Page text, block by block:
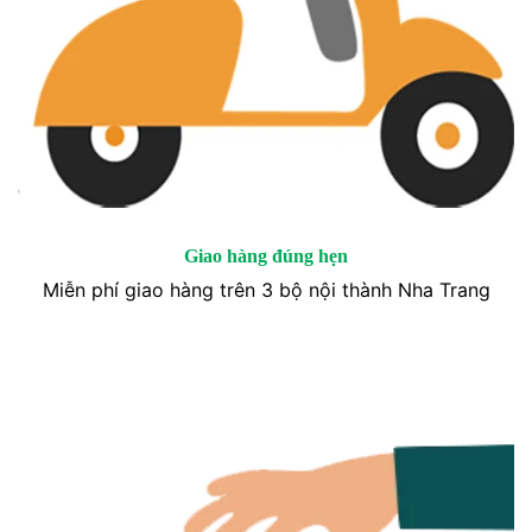
Giao hàng đúng hẹn
Miễn phí giao hàng trên 3 bộ nội thành Nha Trang